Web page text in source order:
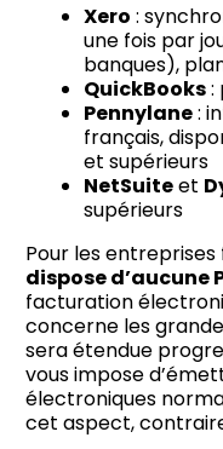
Xero :
une fois par
banques),
QuickBooks:
Pennylane:
français,
et supérieurs
NetSuiteet
supérieurs
Pour les
dispose d’aucune
facturation
concerne les
sera étendue
vous impose
électroniques
cet aspect,